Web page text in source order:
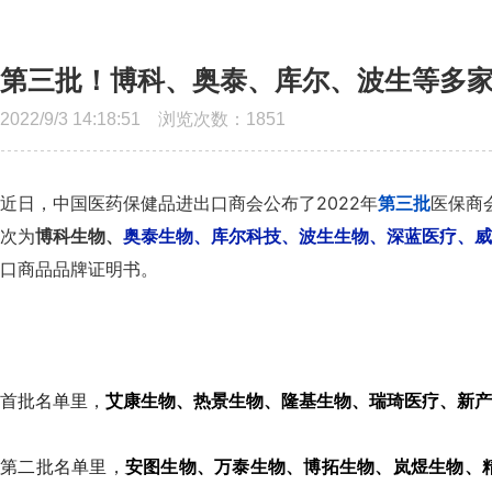
第三批！博科、奥泰、库尔、波生等多
2022/9/3 14:18:51 浏览次数： 1851
近日，中国医药保健品进出口商会公布了2022年第三批医保商
次为博科生物、 奥泰生物、 库尔科技、 波生生物、 深蓝医疗、
口商品品牌证明书。
首批名单里， 艾康生物、热景生物、隆基生物、瑞琦医疗、新
第二批名单里， 安图生物、万泰生物、博拓生物、岚煜生物